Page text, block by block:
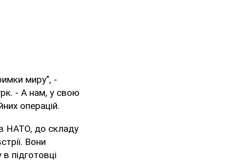
миру", -
- А нам, у свою
операцій.
НАТО, до складу
Вони
підготовці